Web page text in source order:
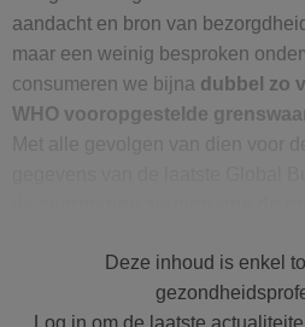
aandacht en bron van
maar een weinig besproken
consumeren we bijna dubbel zo
WHO vooropgestelde
van volle granen, de overmaat
en vóór de te lage consumptie
Deze inhoud is enkel
Log in om de laatste